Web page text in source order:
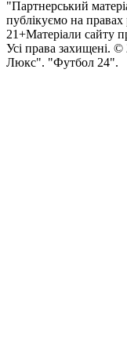
"Партнерський
публікуємо на правах
21+Матеріали сайту
Усi права захищенi. ©
Люкс". "Футбол 24".